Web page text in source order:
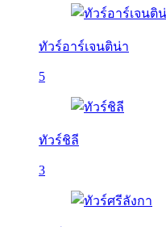
ทัวร์อาร์เจนติน่า
5
ทัวร์ชิลี
3